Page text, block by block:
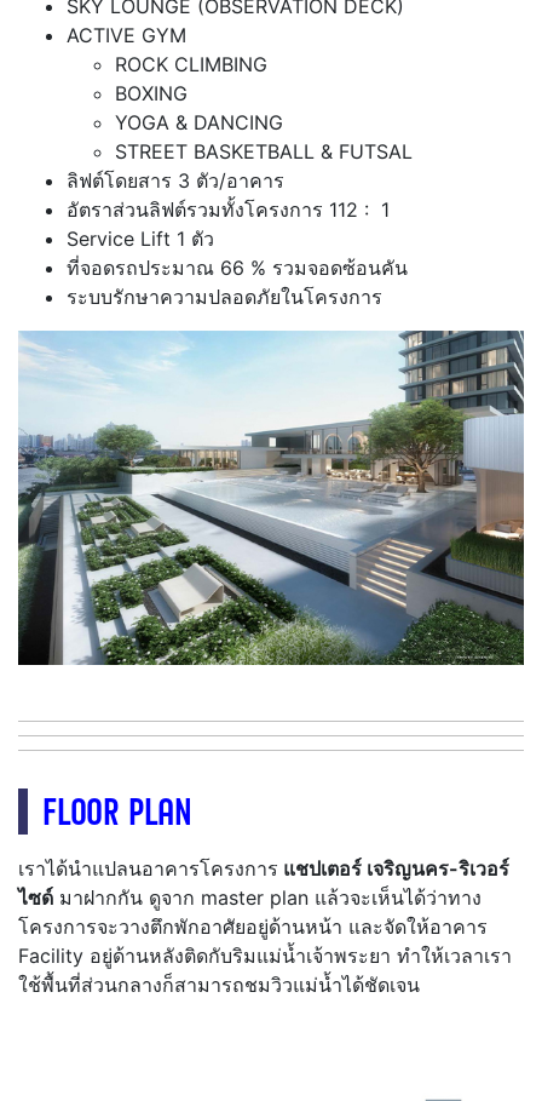
SKY LOUNGE (OBSERVATION DECK)
ACTIVE GYM
ROCK CLIMBING
BOXING
YOGA & DANCING
STREET BASKETBALL & FUTSAL
ลิฟต์โดยสาร 3 ตัว/อาคาร
อัตราส่วนลิฟต์รวมทั้งโครงการ 112 : 1
Service Lift 1 ตัว
ที่จอดรถประมาณ 66 % รวมจอดซ้อนคัน
ระบบรักษาความปลอดภัยในโครงการ
FLOOR PLAN
เราได้นำแปลนอาคารโครงการ แชปเตอร์ เจริญนคร-ริเวอร์
ไซด์ มาฝากกัน ดูจาก master plan แล้วจะเห็นได้ว่าทาง
โครงการจะวางตึกพักอาศัยอยู่ด้านหน้า และจัดให้อาคาร
Facility อยู่ด้านหลังติดกับริมแม่น้ำเจ้าพระยา ทำให้เวลาเรา
ใช้พื้นที่ส่วนกลางก็สามารถชมวิวแม่น้ำได้ชัดเจน